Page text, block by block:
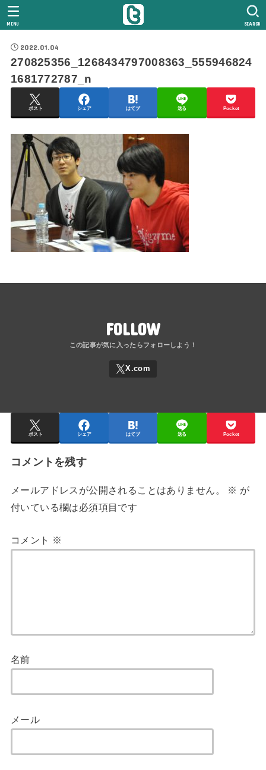
SEARCH
MENU
2022.01.04
270825356_1268434797008363_555946824
1681772787_n
ポスト シェア はてブ 送る Pocket
FOLLOW
ポスト シェア はてブ 送る Pocket
コメントを残す
メールアドレスが公開されることはありません。 ※ が
付いている欄は必須項目です
コメント ※
名前
メール